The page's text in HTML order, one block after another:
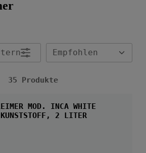
35 Produkte
MOD. INCA WHITE
KUNSTSTOFF, 2 LITER